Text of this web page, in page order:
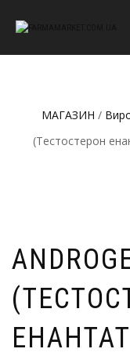
МАГАЗИН /
(Тестостерон